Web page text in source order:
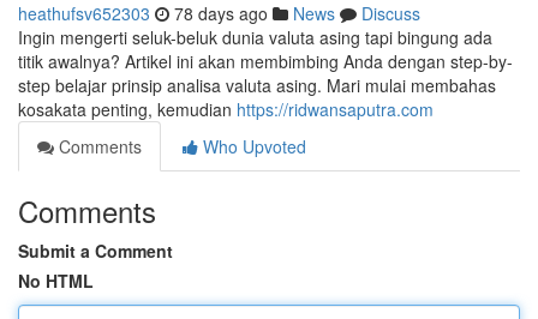
heathufsv652303 78 days ago News
Discuss
Ingin mengerti seluk-beluk dunia valuta asing tapi bingung ada
titik awalnya? Artikel ini akan membimbing Anda dengan step-by-
step belajar prinsip analisa valuta asing. Mari mulai membahas
kosakata penting, kemudian https://ridwansaputra.com
Comments
Who Upvoted
Comments
Submit a Comment
No HTML